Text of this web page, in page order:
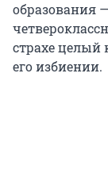
образования
страхе целый
его избиении.